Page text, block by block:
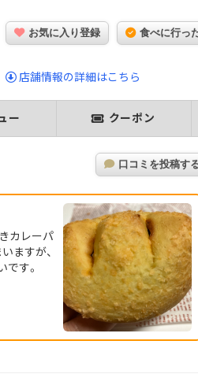
お気に入り登録 食べに行っ
店舗情報の詳細はこちら
ー クーポン
口コミを投稿す
カレーパ
ますが、
す。